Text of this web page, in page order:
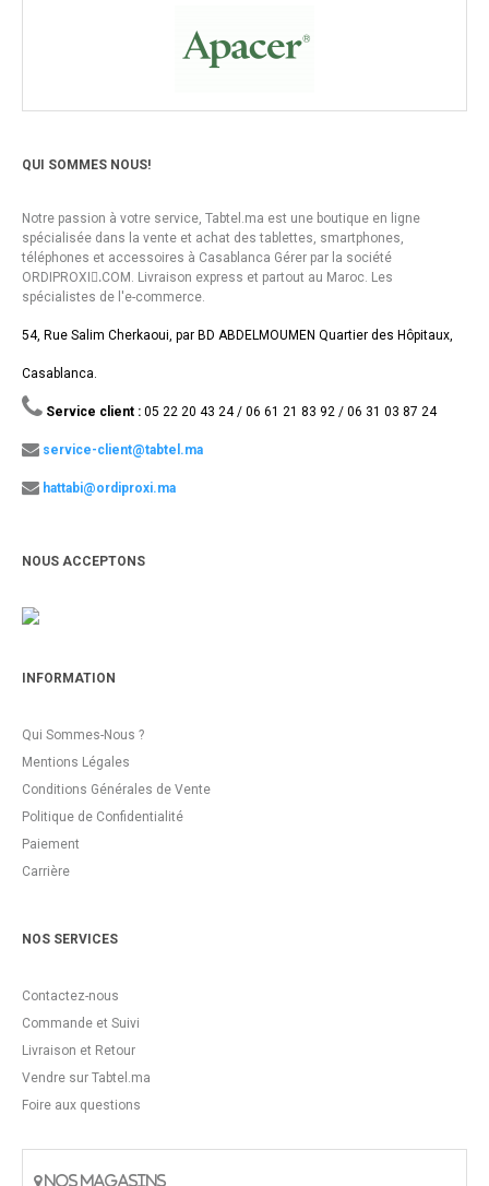
QUI SOMMES NOUS!
Notre passion à votre service, Tabtel.ma est une boutique en ligne
spécialisée dans la vente et achat des tablettes, smartphones,
téléphones et accessoires à Casablanca Gérer par la société
ORDIPROXI.ِCOM. Livraison express et partout au Maroc. Les
spécialistes de l'e-commerce.
54, Rue Salim Cherkaoui, par BD ABDELMOUMEN Quartier des Hôpitaux,
Casablanca.
Service client : 05 22 20 43 24 / 06 61 21 83 92 / 06 31 03 87 24
service-client@tabtel.ma
hattabi@ordiproxi.ma
NOUS ACCEPTONS
INFORMATION
Qui Sommes-Nous ?
Mentions Légales
Conditions Générales de Vente
Politique de Confidentialité
Paiement
Carrière
NOS SERVICES
Contactez-nous
Commande et Suivi
Livraison et Retour
Vendre sur Tabtel.ma
Foire aux questions
NOS MAGASINS